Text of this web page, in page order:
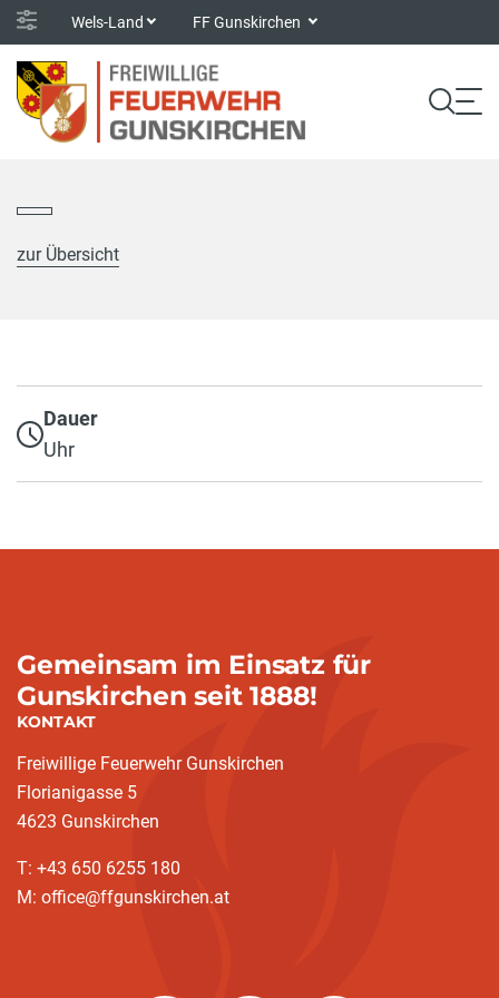
Wels-Land FF Gunskirchen
zur Übersicht
Dauer
Uhr
Gemeinsam im Einsatz für
Gunskirchen seit 1888!
KONTAKT
Freiwillige Feuerwehr Gunskirchen
Florianigasse 5
4623 Gunskirchen
T: +43 650 6255 180
M: office@ffgunskirchen.at